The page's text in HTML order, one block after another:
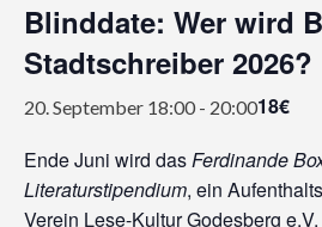
Blinddate: Wer wird
Stadtschreiber 2026?
20. September 18:00 - 20:0018€
Ende Juni wird dasFerdinande
Literaturstipendium, ein
Verein Lese-Kultur Godesberg